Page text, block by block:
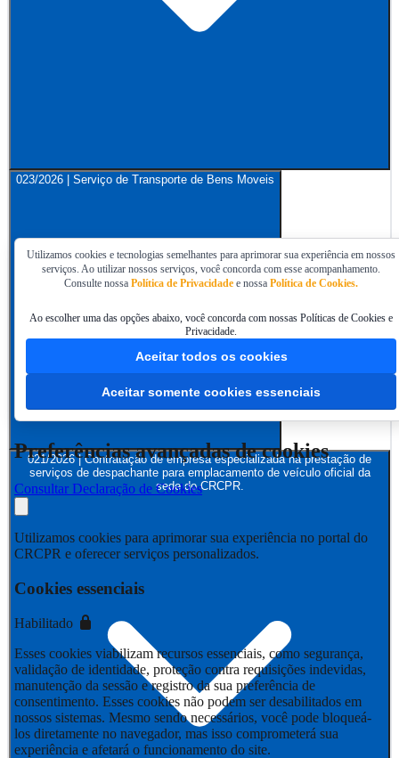
023/2026 | Serviço de Transporte de Bens Moveis
021/2026 | Contratação de empresa especializada na prestação de
serviços de despachante para emplacamento de veículo oficial da
sede do CRCPR.
Utilizamos cookies e tecnologias semelhantes para aprimorar sua experiência em nossos
serviços. Ao utilizar nossos serviços, você concorda com esse acompanhamento.
Consulte nossa Política de Privacidade e nossa Política de Cookies.
Ao escolher uma das opções abaixo, você concorda com nossas Políticas de Cookies e
Privacidade.
Aceitar todos os cookies
Aceitar somente cookies essenciais
Preferências avançadas de cookies
Consultar Declaração de Cookies
Utilizamos cookies para aprimorar sua experiência no portal do
CRCPR e oferecer serviços personalizados.
Cookies essenciais
Habilitado
Esses cookies viabilizam recursos essenciais, como segurança,
validação de identidade, proteção contra requisições indevidas,
manutenção da sessão e registro da sua preferência de
consentimento. Esses cookies não podem ser desabilitados em
nossos sistemas. Mesmo sendo necessários, você pode bloqueá-
los diretamente no navegador, mas isso comprometerá sua
experiência e afetará o funcionamento do site.